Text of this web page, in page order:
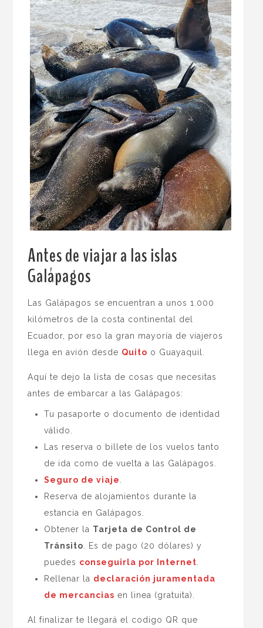
Antes de viajar a las islas
Galápagos
Las Galápagos se encuentran a unos 1.000
kilómetros de la costa continental del
Ecuador, por eso la gran mayoría de viajeros
llega en avión desde Quito o Guayaquil.
Aquí te dejo la lista de cosas que necesitas
antes de embarcar a las Galápagos:
Tu pasaporte o documento de identidad
válido.
Las reserva o billete de los vuelos tanto
de ida como de vuelta a las Galápagos.
Seguro de viaje
Reserva de alojamientos durante la
estancia en Galápagos.
Obtener la Tarjeta de Control de
Tránsito . Es de pago (20 dólares) y
puedes conseguirla por Internet
Rellenar la declaración juramentada
de mercancias en linea (gratuita).
Al finalizar te llegará el codigo QR que